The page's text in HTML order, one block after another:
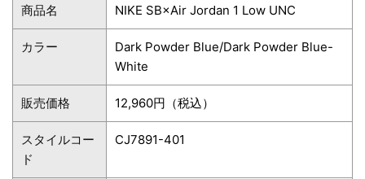
商品名 NIKE SB×Air Jordan 1 Low UNC
カラー
Dark Powder Blue/Dark Powder Blue-
White
販売価格 12,960円（税込）
スタイルコー
ド
CJ7891-401